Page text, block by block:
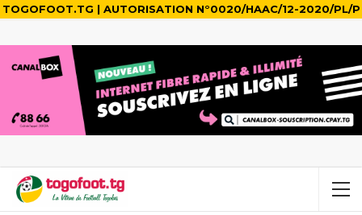
TOGOFOOT.TG | AUTORISATION N°0020/HAAC/12-2020/PL/P